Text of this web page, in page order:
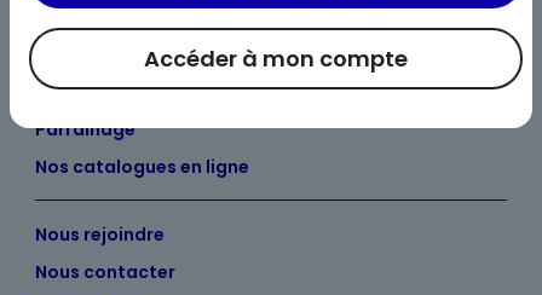
Maximo et vous
Maxicado
Parrainage
Nos catalogues en ligne
Nous rejoindre
Nous contacter
Accéder à mon compte